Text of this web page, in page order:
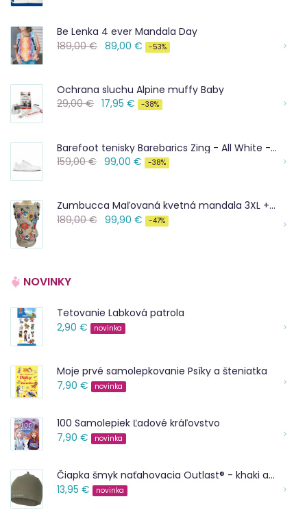
Be Lenka 4 ever Mandala Day
189,00 € 89,00 € -53%
Ochrana sluchu Alpine muffy Baby
29,00 € 17,95 € -38%
Barefoot tenisky Barebarics Zing - All White - Leather
159,00 € 99,00 € -38%
Zumbucca Maľovaná kvetná mandala 3XL + taška
189,00 € 99,90 € -47%
NOVINKY
Tetovanie Labková patrola
2,90 €
novinka
Moje prvé samolepkovanie Psíky a šteniatka
7,90 €
novinka
100 Samolepiek Ľadové kráľovstvo
7,90 €
novinka
Čiapka šmyk naťahovacia Outlast® - khaki army
13,95 €
novinka